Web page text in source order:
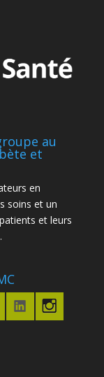
au
et
en
soins et un
et leurs